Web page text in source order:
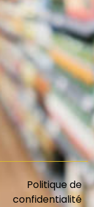
Politique de
confidentialité